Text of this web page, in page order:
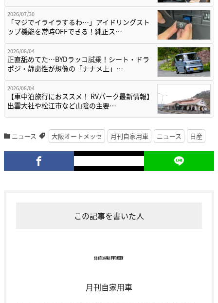
2026/07/30
「マジでイライラするわ…」アイドリングスト
ップ機能を常時OFFできる！純正ス…
2026/08/04
正直舐めてた…BYDラッコ試乗！シート・ドラ
ポジ・静粛性が想像の「ナナメ上」…
2026/08/04
【車中泊旅行におススメ！ RVパーク最新情報】
出雲大社や松江市など山陰の主要…
ニュース 大阪オートメッセ 月刊自家用車 ニュース 日産
この記事を書いた人
月刊自家用車